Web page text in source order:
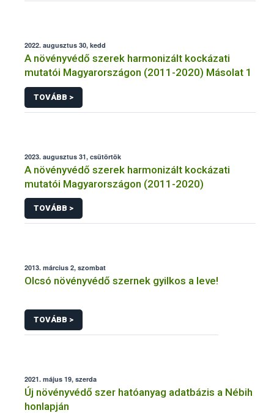
2022. augusztus 30, kedd
A növényvédő szerek harmonizált kockázati
mutatói Magyarországon (2011-2020) Másolat 1
TOVÁBB >
2023. augusztus 31, csütörtök
A növényvédő szerek harmonizált kockázati
mutatói Magyarországon (2011-2020)
TOVÁBB >
2013. március 2, szombat
Olcsó növényvédő szernek gyilkos a leve!
TOVÁBB >
2021. május 19, szerda
Új növényvédő szer hatóanyag adatbázis a Nébih
honlapján